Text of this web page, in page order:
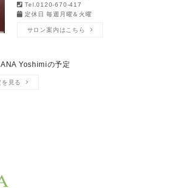
Tel.0120-670-417
定休日 毎週月曜＆火曜
サロン案内はこちら
Yoshimiの予定
を見る